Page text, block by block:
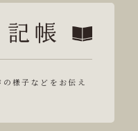
様子などをお伝え